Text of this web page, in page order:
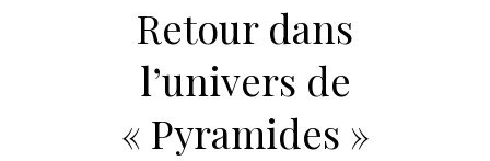
Retour dans
l’univers de
« Pyramides »